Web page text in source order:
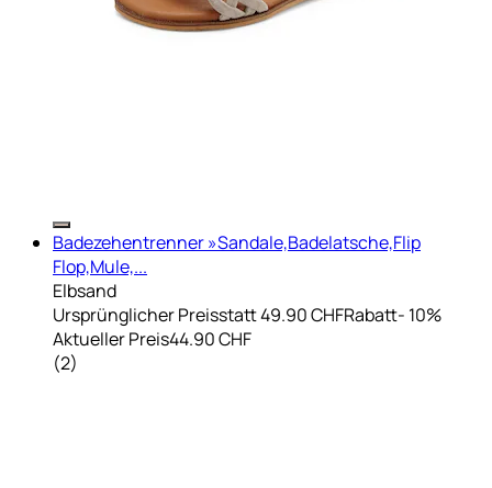
Badezehentrenner »Sandale,Badelatsche,Flip
Flop,Mule,...
Elbsand
Ursprünglicher Preisstatt 49.90 CHFRabatt- 10%
Aktueller Preis44.90 CHF
(2)